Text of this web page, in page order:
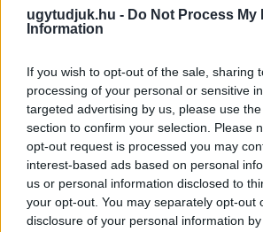
ugytudjuk.hu - Do Not Process My
Information
If you wish to opt-out of the sale, sharing
processing of your personal or sensitive
targeted advertising by us, please use
section to confirm your selection. Please
opt-out request is processed you may
interest-based ads based on personal
us or personal information disclosed to
your opt-out. You may separately opt-out
disclosure of your personal information